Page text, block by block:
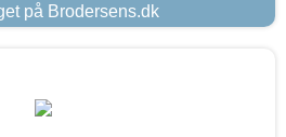
på Brodersens.dk